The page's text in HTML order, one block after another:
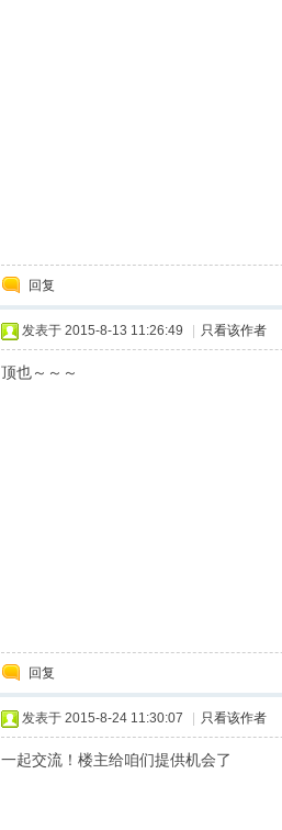
回复
发表于 2015-8-13 11:26:49 只看该作者
顶也～～～
回复
发表于 2015-8-24 11:30:07 只看该作者
一起交流！楼主给咱们提供机会了